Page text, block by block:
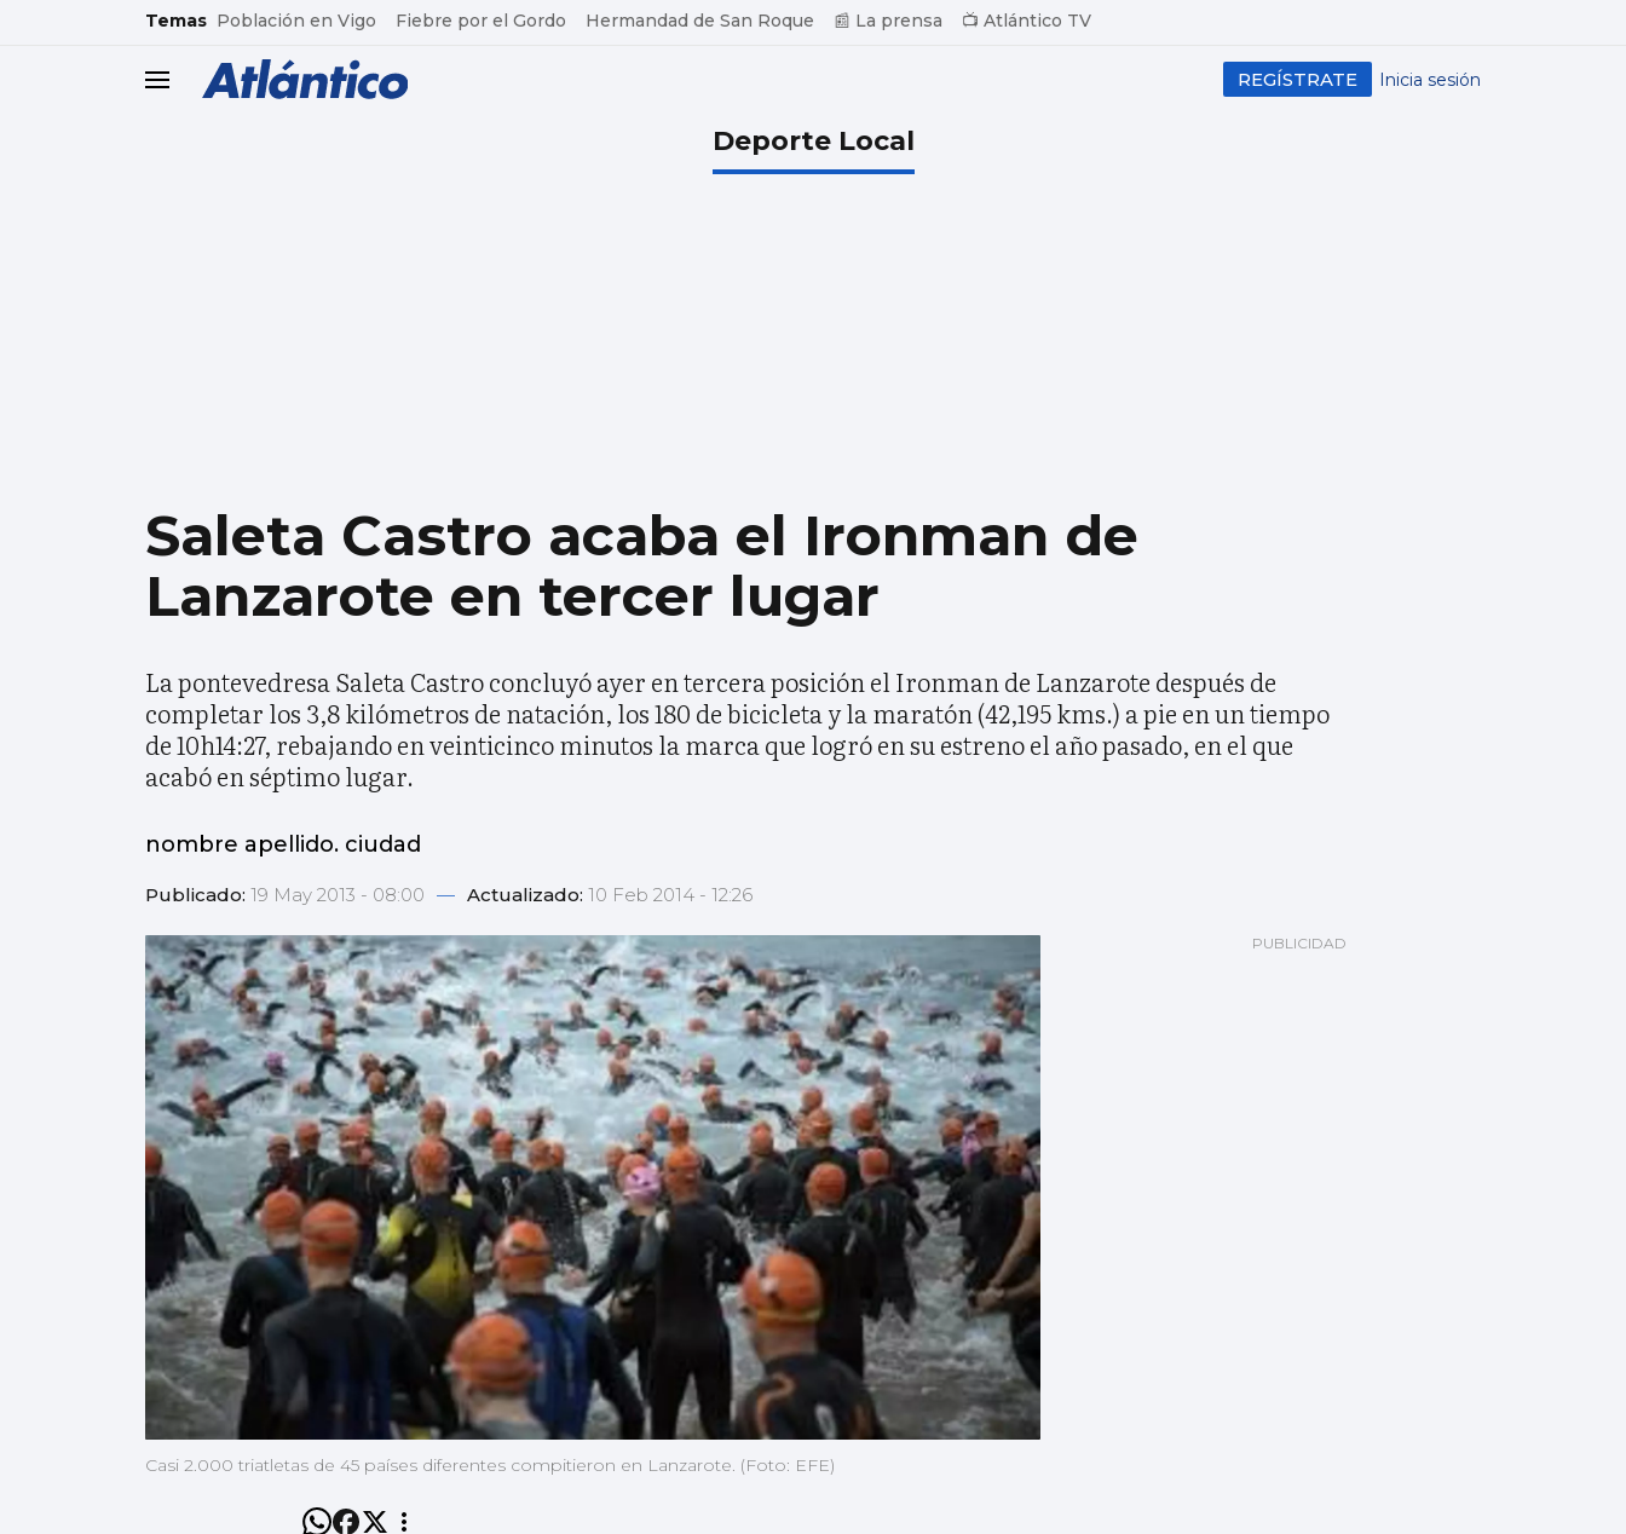
common.go-to-content
Temas Población en Vigo Fiebre por el Gordo Hermandad de San Roque 📰 La prensa 📺 Atlántico TV
header.menu.open Inicia sesión
REGÍSTRATE
Deporte Local
Saleta Castro acaba el Ironman de
Lanzarote en tercer lugar
La pontevedresa Saleta Castro concluyó ayer en tercera posición el Ironman de Lanzarote después de
completar los 3,8 kilómetros de natación, los 180 de bicicleta y la maratón (42,195 kms.) a pie en un tiempo
de 10h14:27, rebajando en veinticinco minutos la marca que logró en su estreno el año pasado, en el que
acabó en séptimo lugar.
nombre apellido. ciudad
Publicado: 19 May 2013 - 08:00 — Actualizado: 10 Feb 2014 - 12:26
Casi 2.000 triatletas de 45 países diferentes compitieron en Lanzarote. (Foto: EFE)